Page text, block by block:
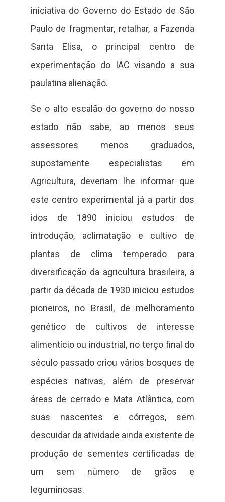
iniciativa do Governo do Estado de São
Paulo de fragmentar, retalhar, a Fazenda
Santa Elisa, o principal centro de
experimentação do IAC visando a sua
paulatina alienação.
Se o alto escalão do governo do nosso
estado não sabe, ao menos seus
assessores menos graduados,
supostamente especialistas em
Agricultura, deveriam lhe informar que
este centro experimental já a partir dos
idos de 1890 iniciou estudos de
introdução, aclimatação e cultivo de
plantas de clima temperado para
diversificação da agricultura brasileira, a
partir da década de 1930 iniciou estudos
pioneiros, no Brasil, de melhoramento
genético de cultivos de interesse
alimentício ou industrial, no terço final do
século passado criou vários bosques de
espécies nativas, além de preservar
áreas de cerrado e Mata Atlântica, com
suas nascentes e córregos, sem
descuidar da atividade ainda existente de
produção de sementes certificadas de
um sem número de grãos e
leguminosas.